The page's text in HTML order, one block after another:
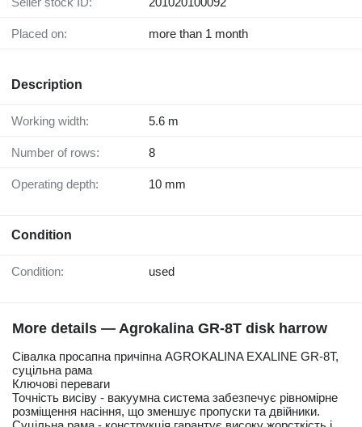
Placed on: more than 1 month
Description
Working width: 5.6 m
Number of rows: 8
Operating depth: 10 mm
Condition
Condition: used
More details — Agrokalina GR-8T disk harrow
Сівалка просапна причіпна AGROKALINA EXALINE GR-8T,
суцільна рама
Ключові переваги
Точність висіву - вакуумна система забезпечує рівномірне
розміщення насіння, що зменшує пропуски та двійники.